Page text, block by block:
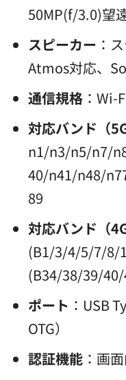
50MP(f/3.0)望
スピーカー ：
Atmos対応、
通信規格 ：
対応バンド（5G
n1/n3/n5/n7/
40/n41/n48/
89
対応バンド（4G
(B1/3/4/5/7/8/
(B34/38/39/
ポート ：USB
OTG）
認証機能 ：画